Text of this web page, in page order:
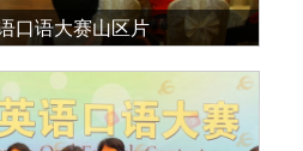
口语大赛山区片